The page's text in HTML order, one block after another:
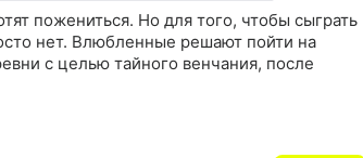
пожениться. Но для того, чтобы сыграть
нет. Влюбленные решают пойти на
с целью тайного венчания, после